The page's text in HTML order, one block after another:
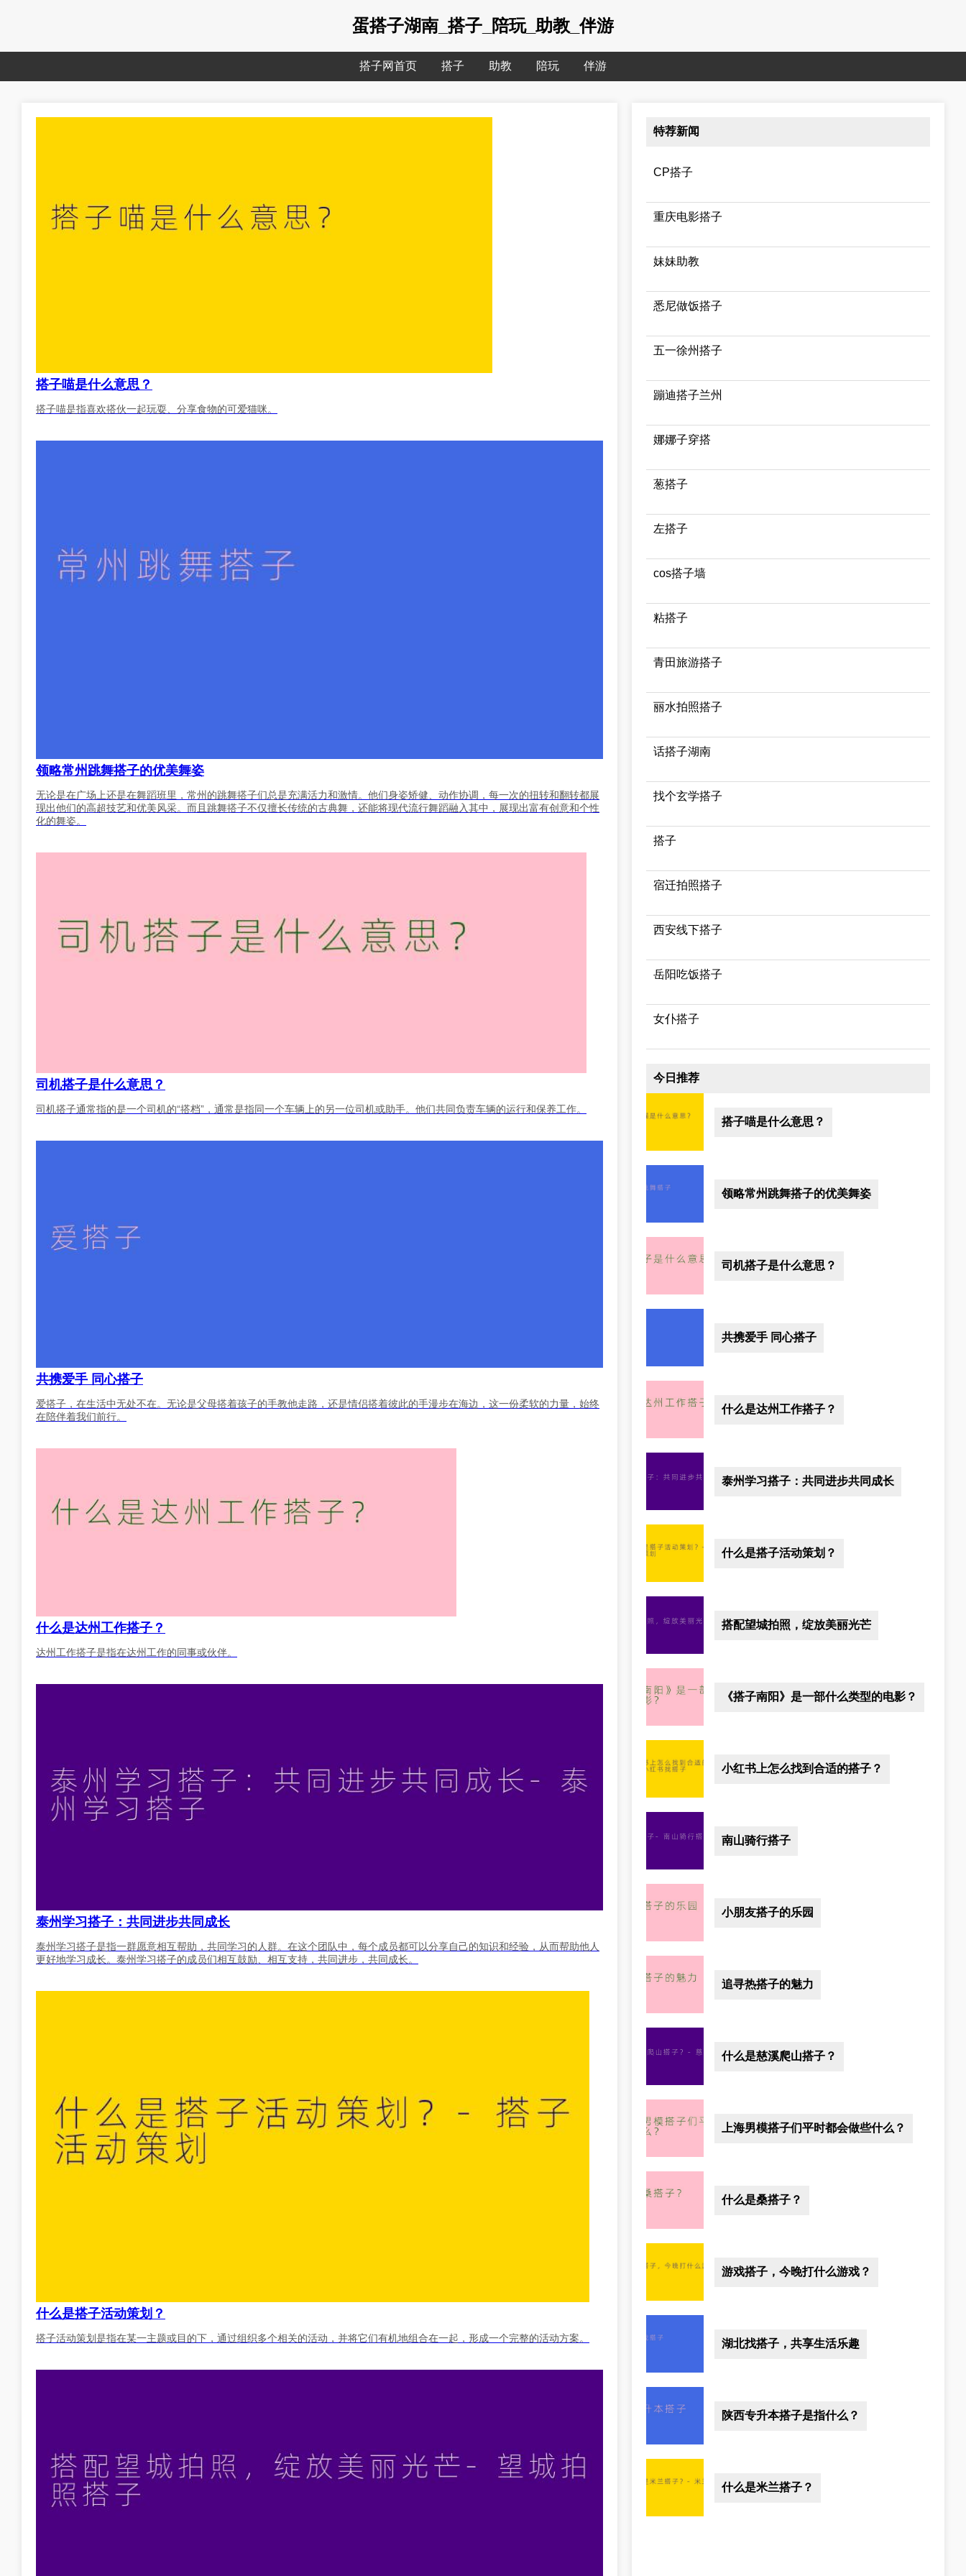
蛋搭子湖南_搭子_陪玩_助教_伴游
搭子网首页 搭子 助教 陪玩 伴游
搭子喵是什么意思？
搭子喵是指喜欢搭伙一起玩耍、分享食物的可爱猫咪。
领略常州跳舞搭子的优美舞姿
无论是在广场上还是在舞蹈班里，常州的跳舞搭子们总是充满活力和激情。他们身姿矫健、动作协调，每一次的扭转和翻转都展
现出他们的高超技艺和优美风采。而且跳舞搭子不仅擅长传统的古典舞，还能将现代流行舞蹈融入其中，展现出富有创意和个性
化的舞姿。
司机搭子是什么意思？
司机搭子通常指的是一个司机的“搭档”，通常是指同一个车辆上的另一位司机或助手。他们共同负责车辆的运行和保养工作。
共携爱手 同心搭子
爱搭子，在生活中无处不在。无论是父母搭着孩子的手教他走路，还是情侣搭着彼此的手漫步在海边，这一份柔软的力量，始终
在陪伴着我们前行。
什么是达州工作搭子？
达州工作搭子是指在达州工作的同事或伙伴。
泰州学习搭子：共同进步共同成长
泰州学习搭子是指一群愿意相互帮助，共同学习的人群。在这个团队中，每个成员都可以分享自己的知识和经验，从而帮助他人
更好地学习成长。泰州学习搭子的成员们相互鼓励、相互支持，共同进步，共同成长。
什么是搭子活动策划？
搭子活动策划是指在某一主题或目的下，通过组织多个相关的活动，并将它们有机地组合在一起，形成一个完整的活动方案。
特荐新闻
CP搭子
重庆电影搭子
妹妹助教
悉尼做饭搭子
五一徐州搭子
蹦迪搭子兰州
娜娜子穿搭
葱搭子
左搭子
cos搭子墙
粘搭子
青田旅游搭子
丽水拍照搭子
话搭子湖南
找个玄学搭子
搭子
宿迁拍照搭子
西安线下搭子
岳阳吃饭搭子
女仆搭子
今日推荐
搭子喵是什么意思？
领略常州跳舞搭子的优美舞姿
司机搭子是什么意思？
共携爱手 同心搭子
什么是达州工作搭子？
泰州学习搭子：共同进步共同成长
什么是搭子活动策划？
搭配望城拍照，绽放美丽光芒
《搭子南阳》是一部什么类型的电影？
小红书上怎么找到合适的搭子？
南山骑行搭子
小朋友搭子的乐园
追寻热搭子的魅力
什么是慈溪爬山搭子？
上海男模搭子们平时都会做些什么？
什么是桑搭子？
游戏搭子，今晚打什么游戏？
湖北找搭子，共享生活乐趣
陕西专升本搭子是指什么？
什么是米兰搭子？